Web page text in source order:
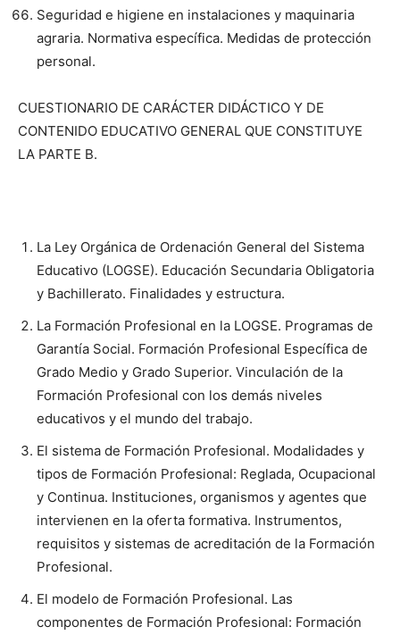
Seguridad e higiene en instalaciones y maquinaria
agraria. Normativa específica. Medidas de protección
personal.
CUESTIONARIO DE CARÁCTER DIDÁCTICO Y DE
CONTENIDO EDUCATIVO GENERAL QUE CONSTITUYE
LA PARTE B.
La Ley Orgánica de Ordenación General del Sistema
Educativo (LOGSE). Educación Secundaria Obligatoria
y Bachillerato. Finalidades y estructura.
La Formación Profesional en la LOGSE. Programas de
Garantía Social. Formación Profesional Específica de
Grado Medio y Grado Superior. Vinculación de la
Formación Profesional con los demás niveles
educativos y el mundo del trabajo.
El sistema de Formación Profesional. Modalidades y
tipos de Formación Profesional: Reglada, Ocupacional
y Continua. Instituciones, organismos y agentes que
intervienen en la oferta formativa. Instrumentos,
requisitos y sistemas de acreditación de la Formación
Profesional.
El modelo de Formación Profesional. Las
componentes de Formación Profesional: Formación